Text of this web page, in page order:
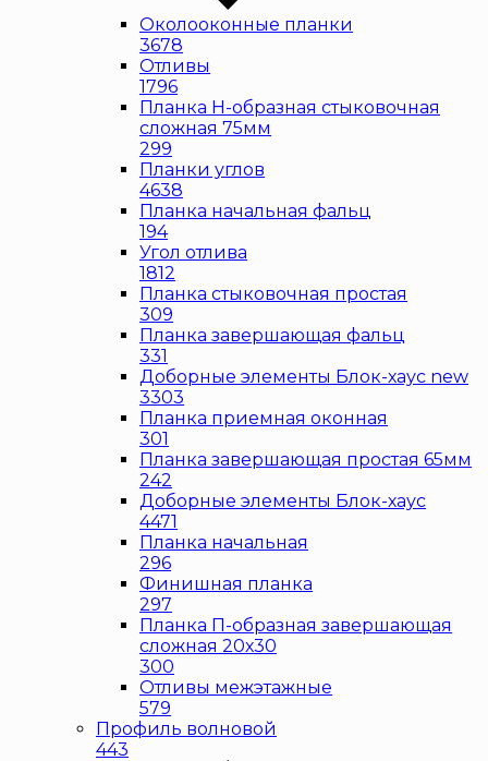
Околооконные планки
3678
Отливы
1796
Планка H-образная стыковочная
сложная 75мм
299
Планки углов
4638
Планка начальная фальц
194
Угол отлива
1812
Планка стыковочная простая
309
Планка завершающая фальц
331
Доборные элементы Блок-хаус new
3303
Планка приемная оконная
301
Планка завершающая простая 65мм
242
Доборные элементы Блок-хаус
4471
Планка начальная
296
Финишная планка
297
Планка П-образная завершающая
сложная 20х30
300
Отливы межэтажные
579
Профиль волновой
443